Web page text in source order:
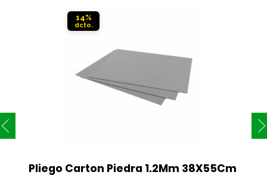
14%
Pliego Carton Piedra 1.2Mm 38X55Cm